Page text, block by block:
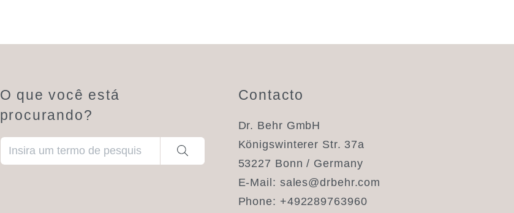
O que você está
procurando?
Quando estiverem disponíveis resultados de preenchimento automático, utilize as setas para cima e
Contacto
Dr. Behr GmbH
Königswinterer Str. 37a
53227 Bonn / Germany
E-Mail: sales@drbehr.com
Phone: +492289763960